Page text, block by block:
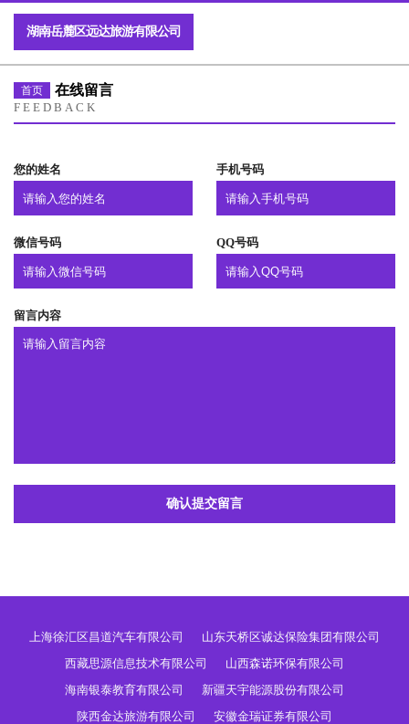
湖南岳麓区远达旅游有限公司
首页 在线留言
FEEDBACK
您的姓名 手机号码
微信号码 QQ号码
留言内容
确认提交留言
上海徐汇区昌道汽车有限公司
山东天桥区诚达保险集团有限公司
西藏思源信息技术有限公司
山西森诺环保有限公司
海南银泰教育有限公司
新疆天宇能源股份有限公司
陕西金达旅游有限公司
安徽金瑞证券有限公司